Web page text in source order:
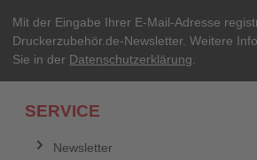
Mit der Eingabe Ihrer E-Mail-Adresse
Druckerzubehör.de-Newsletter. Weitere
Sie in der Datenschutzerklärung
SERVICE
Newsletter